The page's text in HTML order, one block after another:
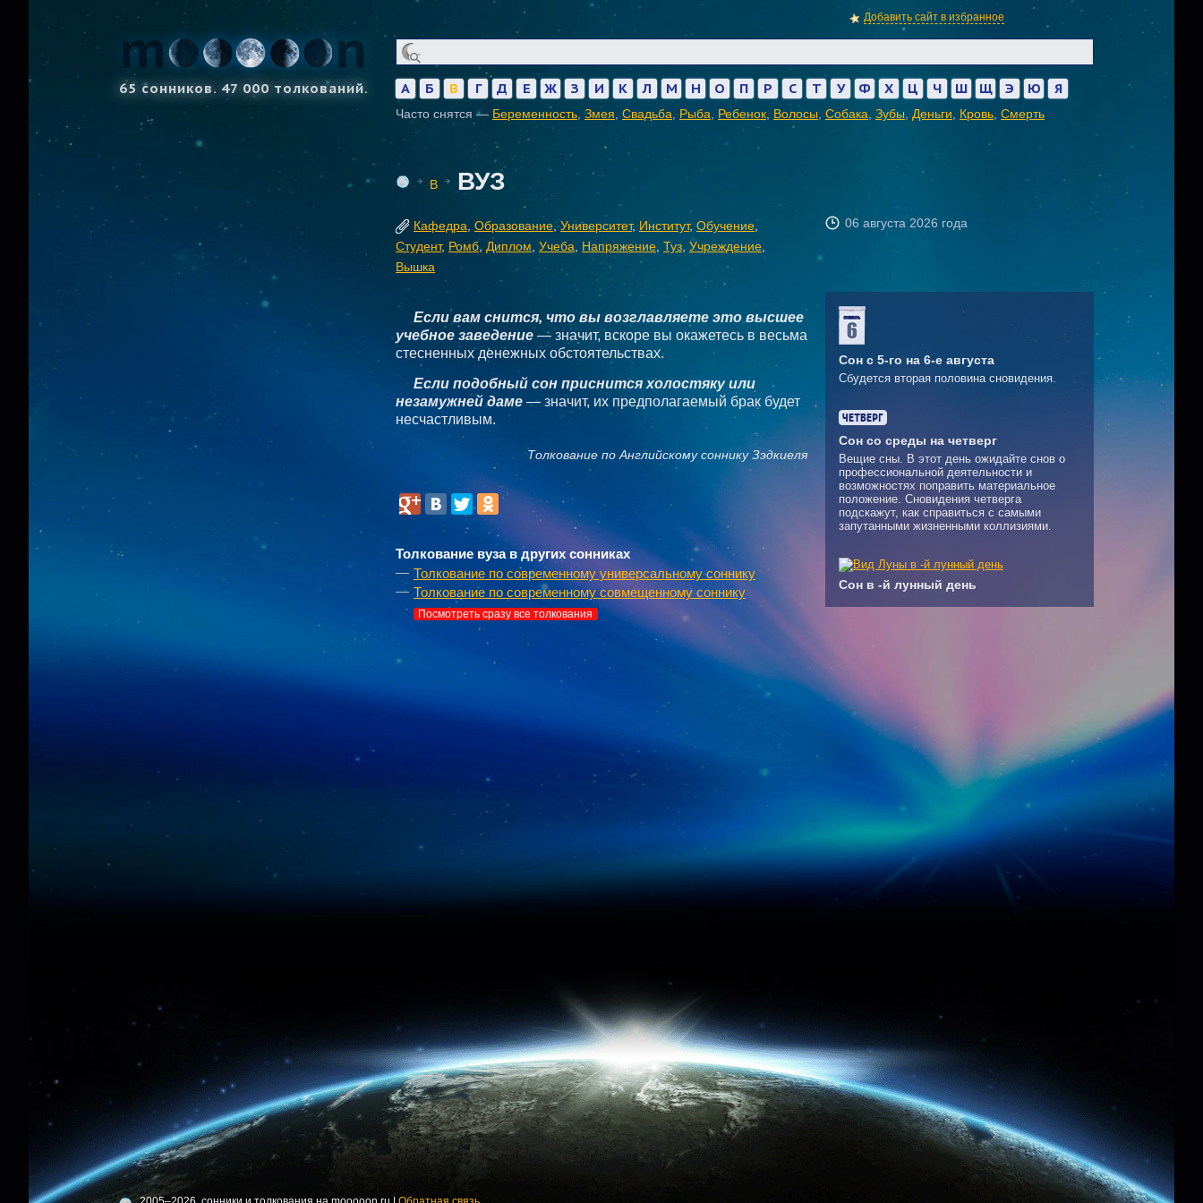
Добавить сайт в избранное
65 сонников. 47 000 толкований. А Б В Г Д Е Ж З И К Л М Н О П Р С Т У Ф Х Ц Ч Ш Щ Э Ю Я
Часто снятся — Беременность Змея Свадьба Рыба Ребенок Волосы Собака Зубы Деньги Кровь Смерть
В ВУЗ
Кафедра Образование,Университет, Институт, Обучение
Студент, Ромб, Диплом Учеба Напряжение Туз Учреждение
Вышка
06 августа 2026 года
Если вам снится, что вы возглавляете это высшее
учебное заведение — значит, вскоре вы окажетесь в весьма
стесненных денежных обстоятельствах.
Если подобный сон приснится холостяку или
незамужней даме — значит, их предполагаемый брак будет
несчастливым.
Толкование по Английскому соннику Зэдкиеля
Толкование вуза в других сонниках
Толкование по современному универсальному соннику
Толкование по современному совмещенному соннику
Посмотреть сразу все толкования
Сон с 5-го на 6-е августа
Сбудется вторая половина сновидения.
Сон со среды на четверг
Вещие сны. В этот день ожидайте снов о
профессиональной деятельности и
возможностях поправить материальное
положение. Сновидения четверга
подскажут, как справиться с самыми
запутанными жизненными коллизиями.
Сон в -й лунный день